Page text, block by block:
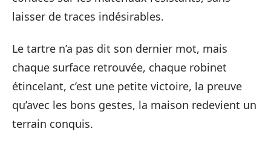
laisser de traces indésirables.
Le tartre n’a pas dit son dernier mot, mais
chaque surface retrouvée, chaque robinet
étincelant, c’est une petite victoire, la preuve
qu’avec les bons gestes, la maison redevient un
terrain conquis.